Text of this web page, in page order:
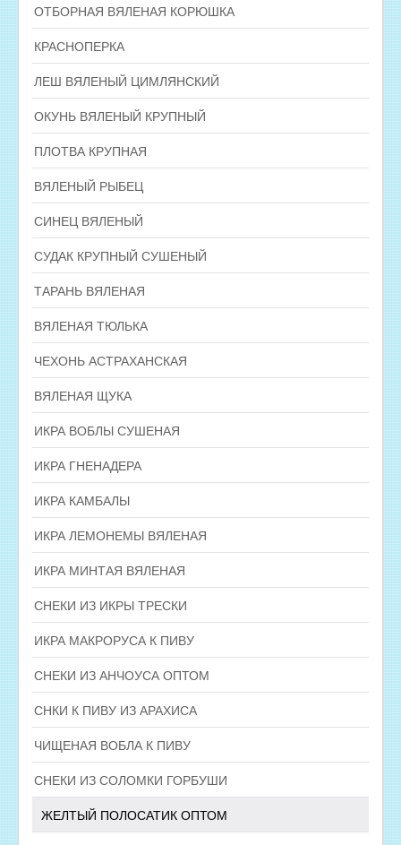
ОТБОРНАЯ ВЯЛЕНАЯ КОРЮШКА
КРАСНОПЕРКА
ЛЕШ ВЯЛЕНЫЙ ЦИМЛЯНСКИЙ
ОКУНЬ ВЯЛЕНЫЙ КРУПНЫЙ
ПЛОТВА КРУПНАЯ
ВЯЛЕНЫЙ РЫБЕЦ
СИНЕЦ ВЯЛЕНЫЙ
СУДАК КРУПНЫЙ СУШЕНЫЙ
ТАРАНЬ ВЯЛЕНАЯ
ВЯЛЕНАЯ ТЮЛЬКА
ЧЕХОНЬ АСТРАХАНСКАЯ
ВЯЛЕНАЯ ЩУКА
ИКРА ВОБЛЫ СУШЕНАЯ
ИКРА ГНЕНАДЕРА
ИКРА КАМБАЛЫ
ИКРА ЛЕМОНЕМЫ ВЯЛЕНАЯ
ИКРА МИНТАЯ ВЯЛЕНАЯ
СНЕКИ ИЗ ИКРЫ ТРЕСКИ
ИКРА МАКРОРУСА К ПИВУ
СНЕКИ ИЗ АНЧОУСА ОПТОМ
СНКИ К ПИВУ ИЗ АРАХИСА
ЧИЩЕНАЯ ВОБЛА К ПИВУ
СНЕКИ ИЗ СОЛОМКИ ГОРБУШИ
ЖЕЛТЫЙ ПОЛОСАТИК ОПТОМ